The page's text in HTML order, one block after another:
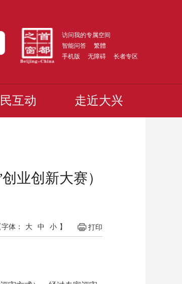
访问我的专属空间
智能问答
繁體
手机版
无障碍 长者专区
互动 走近大兴
业创新大赛）
打印
字体： 大 中 小 】